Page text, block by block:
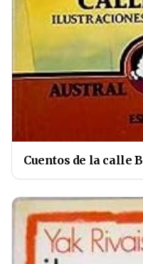
Cuentos de la calle